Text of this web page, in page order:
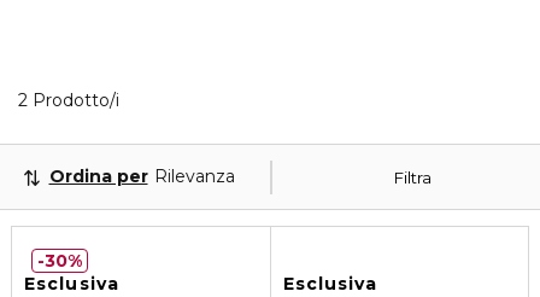
2 Prodotto/i
Filtra
Ordina per Rilevanza
Esclusiva
30%
Esclusiva